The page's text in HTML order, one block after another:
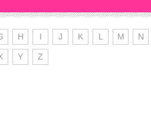
H I J K L M N
Y Z